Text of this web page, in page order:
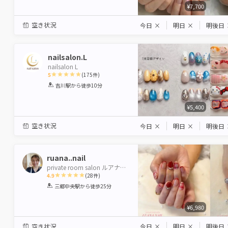
¥7,700
空き状況 今日 × 明日 × 明後日
nailsalon.L
nailsalon L
5
1 2 3 4 5
(175件)
吉川駅から徒歩10分
¥5,400
空き状況 今日 × 明日 × 明後日
ruana..nail
private room salon ルアナネイル
4.9
1 2 3 4 5
(28件)
三郷中央駅から徒歩25分
¥6,980
空き状況